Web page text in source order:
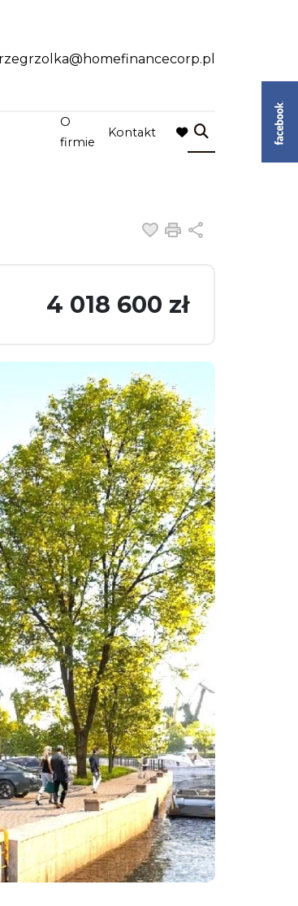
O
firmie
Kontakt
favorite
Dodaj do
Drukuj
4 018 600 zł